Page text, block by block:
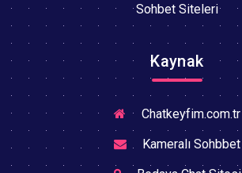
Sohbet Siteleri
Kaynak
Chatkeyfim.com.tr
Kameralı Sohbbet